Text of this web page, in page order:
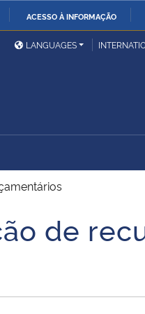
ACESSO À INFORMAÇÃO
das Relações
Central do Brasil
LANGUAGES
de